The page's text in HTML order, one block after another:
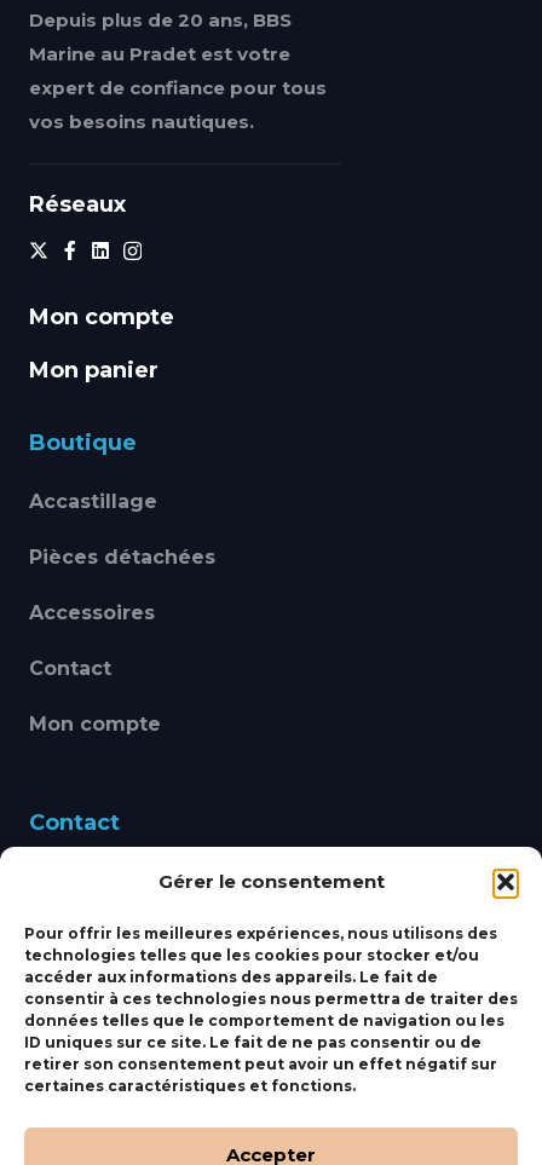
Gérer le consentement
Pour offrir les meilleures expériences, nous utilisons des
technologies telles que les cookies pour stocker et/ou
accéder aux informations des appareils. Le fait de
consentir à ces technologies nous permettra de traiter des
données telles que le comportement de navigation ou les
ID uniques sur ce site. Le fait de ne pas consentir ou de
retirer son consentement peut avoir un effet négatif sur
certaines caractéristiques et fonctions.
Accepter
Depuis plus de 20 ans, BBS
Marine au Pradet est votre
expert de confiance pour tous
vos besoins nautiques.
Réseaux
Mon compte
Mon panier
Boutique
Accastillage
Pièces détachées
Accessoires
Contact
Mon compte
Contact
460 Avenue Alain Le
bbsmarine@bbs-
marine.fr
Fixe:04 27 50 24 50
Mobile:06 69 44 48 83